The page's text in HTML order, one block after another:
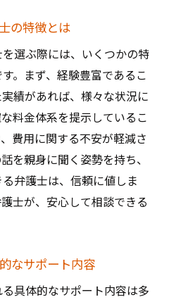
の特徴とは
選ぶ際には、いくつかの特
。まず、経験豊富であるこ
績があれば、様々な状況に
料金体系を提示しているこ
費用に関する不安が軽減さ
を親身に聞く姿勢を持ち、
弁護士は、信頼に値しま
士が、安心して相談できる
なサポート内容
具体的なサポート内容は多